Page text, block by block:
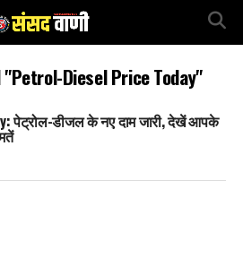
Diesel Price Today"
पेट्रोल-डीजल के नए दाम जारी, देखें आपके